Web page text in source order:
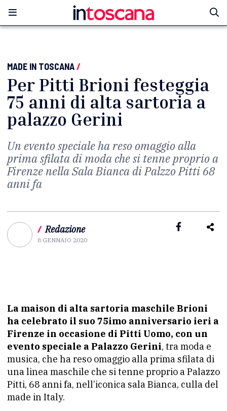
MADE IN TOSCANA/
Per Pitti Brioni festeggia
75 anni di alta sartoria a
palazzo Gerini
Un evento speciale ha reso omaggio alla
prima sfilata di moda che si tenne proprio a
Firenze nella Sala Bianca di Palzzo Pitti 68
anni fa
/ Redazione
8 GENNAIO 2020
La maison di alta sartoria maschile Brioni
ha celebrato il suo 75imo anniversario ieri a
Firenze in occasione di Pitti Uomo, con un
evento speciale a Palazzo Gerini, tra moda e
musica, che ha reso omaggio alla prima sfilata di
una linea maschile che si tenne proprio a Palazzo
Pitti, 68 anni fa, nell’iconica sala Bianca, culla del
made in Italy.